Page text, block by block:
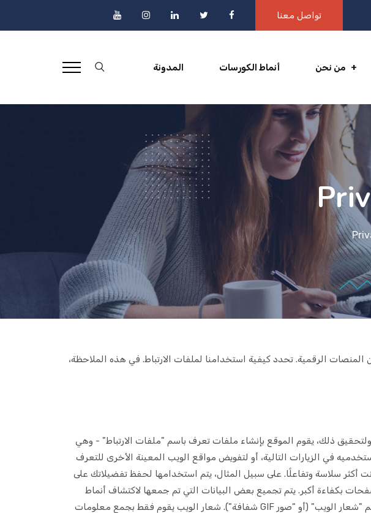
تواصل معنا
من نحن أنماط الكورسات المدونة
المنصات الرقمية. تحدد كيفية استخدامنا لملفات الارتباط. في هذه الملاحظة،
ذلك، يقوم الموقع بإنشاء ملفات تعرف باسم "ملفات الارتباط" - وهي
في الزيارات التالية، أو لتفويض مواقع الويب المعينة الأخرى للتعرف
أكثر سلاسة وتفاعلًا. على سبيل المثال، يتم استخدامها لحفظ تفضيلاتك على
بكفاءة أكبر. يتم تجميع بعض البيانات التي تم جمعها لاكتشاف أنماط
التصفح والموقع التقريبي لتحسين تجربة المستخدم. قد تحتوي بعض المواقع أيضًا على صور تُعرف باسم "شعار الويب" (أو "صور GIF شفافة"). شعار الويب يقوم فقط بجمع معلومات